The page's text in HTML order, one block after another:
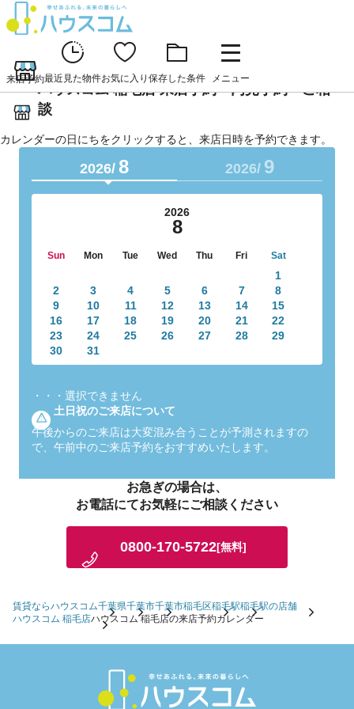
来店予約最近見た物件お気に入り 保存した条件 メニュー
ハウスコム 稲毛店 来店予約・内見予約・ご相
談
カレンダーの日にちをクリックすると、来店日時を予約できます。
2026/ 8 2026/ 9
2026
8
Sun Mon Tue Wed Thu Fri Sat
1
2
3 4 5 6 7
8
9
10 11 12 13 14
15
16
17 18 19 20 21
22
23
24 25 26 27 28
29
30
31
・・・ 選択できません
土日祝のご来店について
午後からのご来店は大変混み合うことが予測されますの
で、午前中のご来店予約をおすすめいたします。
お急ぎの場合は、
お電話にてお気軽にご相談ください
0800-170-5722[無料]
賃貸ならハウスコム千葉県千葉市千葉市稲毛区稲毛駅稲毛駅の店舗
ハウスコム 稲毛店ハウスコム 稲毛店の来店予約カレンダー